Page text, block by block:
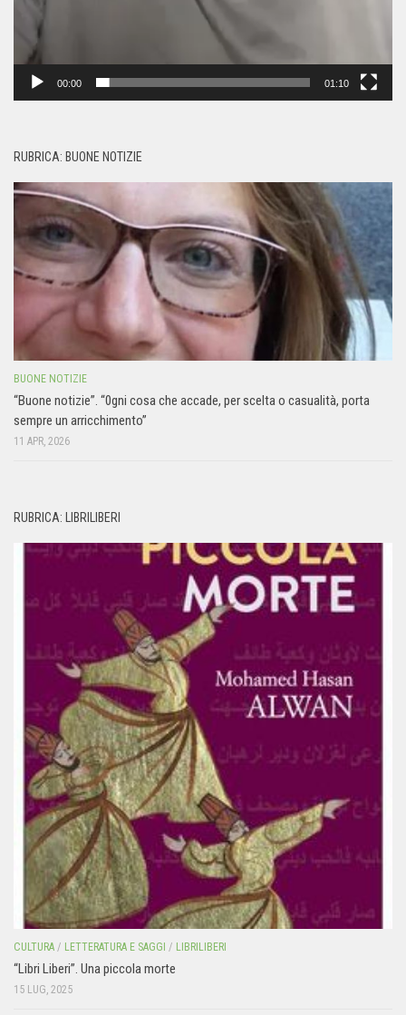
00:00 01:10
RUBRICA: BUONE NOTIZIE
BUONE NOTIZIE
“Buone notizie”. “0gni cosa che accade, per scelta o casualità, porta
sempre un arricchimento”
11 APR, 2026
RUBRICA: LIBRILIBERI
CULTURA / LETTERATURA E SAGGI / LIBRILIBERI
“Libri Liberi”. Una piccola morte
15 LUG, 2025